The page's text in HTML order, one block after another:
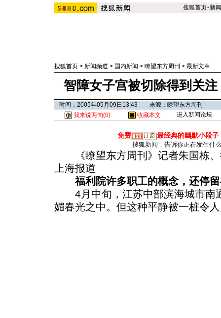
搜狐首页-新闻
搜狐首页 > 新闻频道 > 国内新闻 > 瞭望东方周刊 > 最新文章
智障女子宫被切除得到关
时间：2005年05月09日13:43 来源：瞭望东方周刊
我来说两句(0) 收藏本文 进入新闻论坛
免费 最经典的幽默小段子
搜狐新闻，告诉你正在发生什
《瞭望东方周刊》记者朱国栋、
上海报道
福利院许多职工的概念，还停
4月中旬，江苏中部滨海城市南
媚春光之中。但这种平静被一桩令